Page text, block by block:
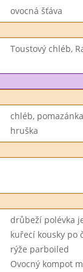
ovocná šťáva
Toustový chléb,
chléb,
hruška
drůbeží polévka
kuřecí kousky po
rýže parboiled
Ovocný kompot